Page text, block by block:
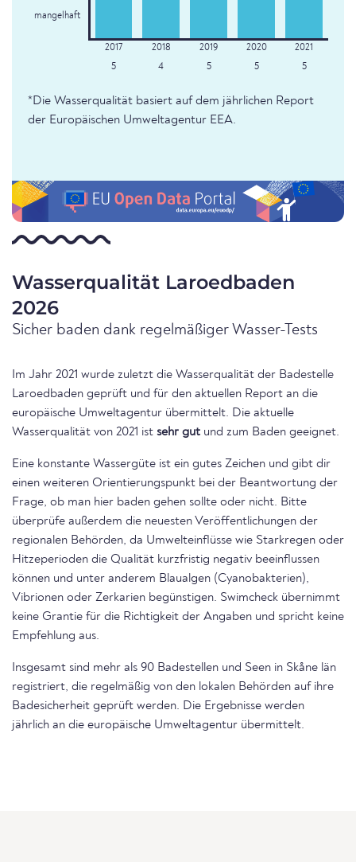
mangelhaft
5 4 5 5 5
*Die Wasserqualität basiert auf dem jährlichen Report
der Europäischen Umweltagentur EEA.
Wasserqualität Laroedbaden
2026
Sicher baden dank regelmäßiger Wasser-Tests
Im Jahr 2021 wurde zuletzt die Wasserqualität der Badestelle
Laroedbaden geprüft und für den aktuellen Report an die
europäische Umweltagentur übermittelt. Die aktuelle
Wasserqualität von 2021 ist sehr gut und zum Baden geeignet.
Eine konstante Wassergüte ist ein gutes Zeichen und gibt dir
einen weiteren Orientierungspunkt bei der Beantwortung der
Frage, ob man hier baden gehen sollte oder nicht. Bitte
überprüfe außerdem die neuesten Veröffentlichungen der
regionalen Behörden, da Umwelteinflüsse wie Starkregen oder
Hitzeperioden die Qualität kurzfristig negativ beeinflussen
können und unter anderem Blaualgen (Cyanobakterien),
Vibrionen oder Zerkarien begünstigen. Swimcheck übernimmt
keine Grantie für die Richtigkeit der Angaben und spricht keine
Empfehlung aus.
Insgesamt sind mehr als 90 Badestellen und Seen in Skåne län
registriert, die regelmäßig von den lokalen Behörden auf ihre
Badesicherheit geprüft werden. Die Ergebnisse werden
jährlich an die europäische Umweltagentur übermittelt.